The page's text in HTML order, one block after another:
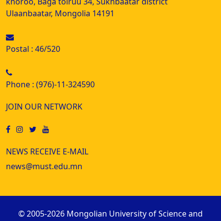
Ulaanbaatar, Mongolia 14191
Postal : 46/520
Phone : (976)-11-324590
JOIN OUR NETWORK
NEWS RECEIVE E-MAIL
news@must.edu.mn
© 2005-2026 Mongolian University of Science and